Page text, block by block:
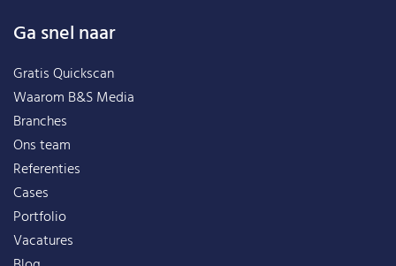
Ga snel naar
Gratis Quickscan
Waarom B&S Media
Branches
Ons team
Referenties
Cases
Portfolio
Vacatures